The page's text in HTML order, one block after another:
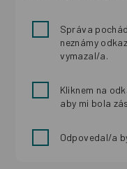
Správa
neznámy
vymazal/a.
Kliknem na
aby mi bola
Odpovedal/a